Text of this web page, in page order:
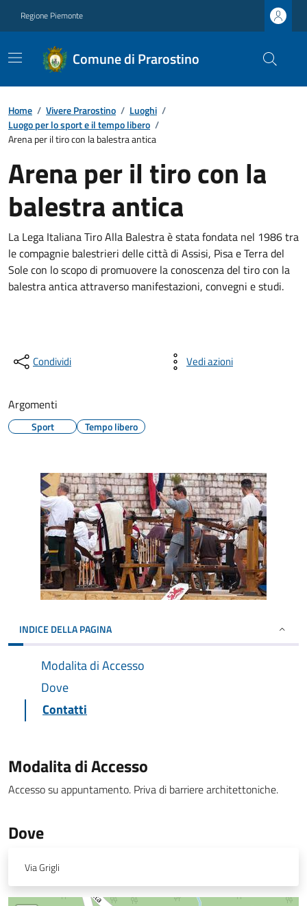
Regione Piemonte
Comune di Prarostino
Home / Vivere Prarostino / Luoghi /
Luogo per lo sport e il tempo libero /
Arena per il tiro con la balestra antica
Arena per il tiro con la
balestra antica
La Lega Italiana Tiro Alla Balestra è stata fondata nel 1986 tra
le compagnie balestrieri delle città di Assisi, Pisa e Terra del
Sole con lo scopo di promuovere la conoscenza del tiro con la
balestra antica attraverso manifestazioni, convegni e studi.
Condividi Vedi azioni
Argomenti
Sport Tempo libero
INDICE DELLA PAGINA
Modalita di Accesso
Dove
Contatti
Modalita di Accesso
Accesso su appuntamento. Priva di barriere architettoniche.
Dove
Via Grigli